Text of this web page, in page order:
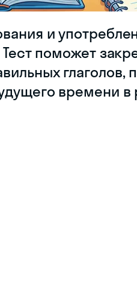
и
поможет
глаголов,
времени в